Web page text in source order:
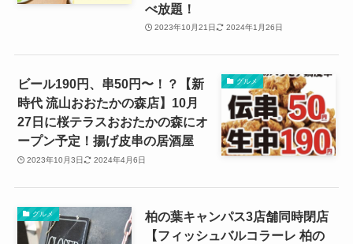
べ放題！
2023年10月21日 2024年1月26日
グルメ
ビール190円、串50円〜！？【新
時代 流山おおたかの森店】10月
27日に桜テラスおおたかの森にオ
ープン予定！揚げ皮串の居酒屋
2023年10月3日 2024年4月6日
グルメ
柏の葉キャンパス3店舗同時閉店
【フィッシュバルコラーレ 柏の